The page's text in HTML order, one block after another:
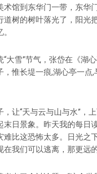
术馆到东华门一带，东华
道树的树叶落光了，阳光
“大雪”节气，张岱在《湖
，惟长堤一痕,湖心亭一点
让“天与云与山与水”，
末日景象。昨天我的每日
难比这恐怖太多。日光之
在我们可以逃离，那更远